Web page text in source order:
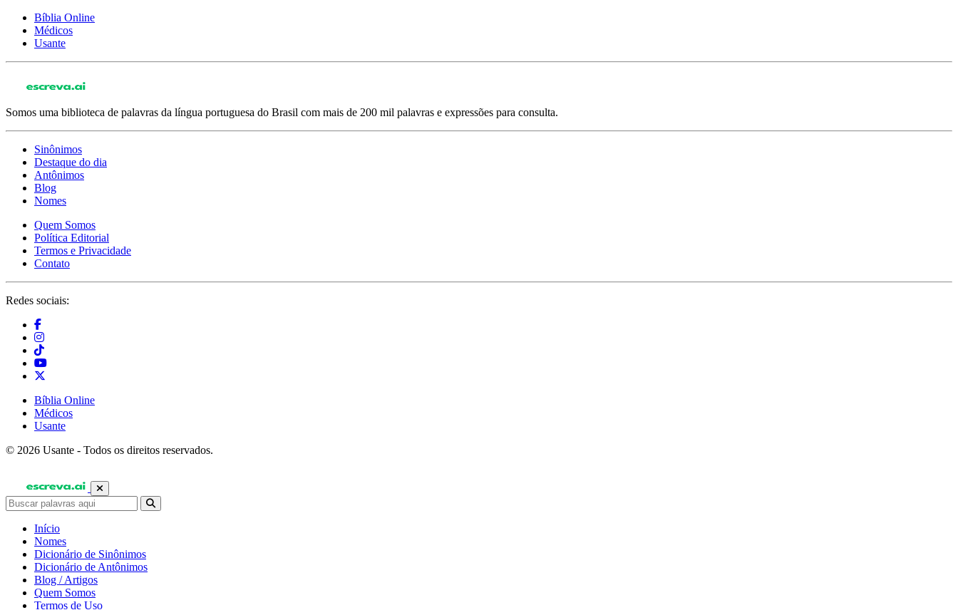
Bíblia Online
Médicos
Usante
Somos uma biblioteca de palavras da língua portuguesa do Brasil com mais de 200 mil palavras e expressões para consulta.
Sinônimos
Destaque do dia
Antônimos
Blog
Nomes
Quem Somos
Política Editorial
Termos e Privacidade
Contato
Redes sociais:
Bíblia Online
Médicos
Usante
© 2026 Usante - Todos os direitos reservados.
Início
Nomes
Dicionário de Sinônimos
Dicionário de Antônimos
Blog / Artigos
Quem Somos
Termos de Uso